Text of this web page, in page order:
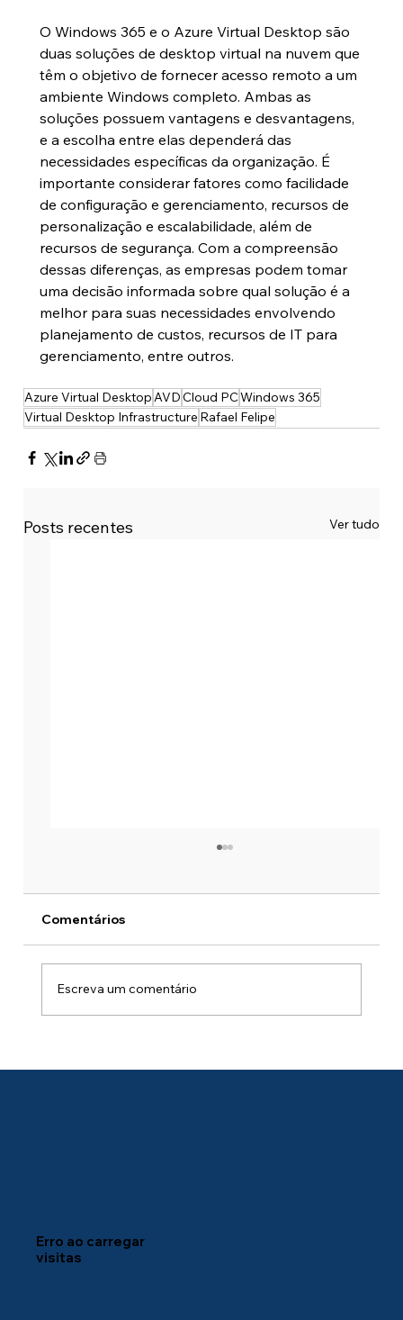
Erro ao carregar
visitas
O Windows 365 e o Azure Virtual Desktop são
duas soluções de desktop virtual na nuvem que
têm o objetivo de fornecer acesso remoto a um
ambiente Windows completo. Ambas as
soluções possuem vantagens e desvantagens,
e a escolha entre elas dependerá das
necessidades específicas da organização. É
importante considerar fatores como facilidade
de configuração e gerenciamento, recursos de
personalização e escalabilidade, além de
recursos de segurança. Com a compreensão
dessas diferenças, as empresas podem tomar
uma decisão informada sobre qual solução é a
melhor para suas necessidades envolvendo
planejamento de custos, recursos de IT para
gerenciamento, entre outros.
Azure Virtual DesktopAVDCloud PCWindows 365
Virtual Desktop Infrastructure Rafael Felipe
Posts recentes Ver tudo
Comentários
Escreva um comentário